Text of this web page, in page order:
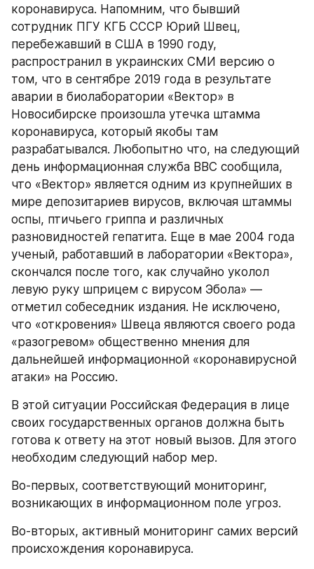
коронавируса. Напомним, что бывший
сотрудник ПГУ КГБ СССР Юрий Швец,
перебежавший в США в 1990 году,
распространил в украинских СМИ версию о
том, что в сентябре 2019 года в результате
аварии в биолаборатории «Вектор» в
Новосибирске произошла утечка штамма
коронавируса, который якобы там
разрабатывался. Любопытно что, на следующий
день информационная служба BBC сообщила,
что «Вектор» является одним из крупнейших в
мире депозитариев вирусов, включая штаммы
оспы, птичьего гриппа и различных
разновидностей гепатита. Еще в мае 2004 года
ученый, работавший в лаборатории «Вектора»,
скончался после того, как случайно уколол
левую руку шприцем с вирусом Эбола» —
отметил собеседник издания. Не исключено,
что «откровения» Швеца являются своего рода
«разогревом» общественно мнения для
дальнейшей информационной «коронавирусной
атаки» на Россию.
В этой ситуации Российская Федерация в лице
своих государственных органов должна быть
готова к ответу на этот новый вызов. Для этого
необходим следующий набор мер.
Во-первых, соответствующий мониторинг,
возникающих в информационном поле угроз.
Во-вторых, активный мониторинг самих версий
происхождения коронавируса.